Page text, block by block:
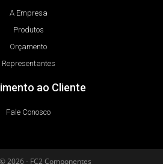
A Empresa
Produtos
Orçamento
Representantes
ao Cliente
Fale Conosco
2026 - FC2 Componentes